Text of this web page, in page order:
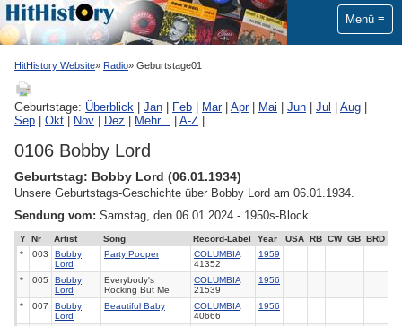
Menü
HitHistory Website Radio Geburtstage01
Geburtstage: Überblick Jan Feb Mar| Apr| Mai Jun Jul Aug
Sep
Okt Nov Dez Mehr... A-Z
0106 Bobby Lord
Geburtstag: Bobby Lord (06.01.1934)
Unsere Geburtstags-Geschichte über Bobby Lord am 06.01.1934.
Sendung vom: Samstag, den 06.01.2024 - 1950s-Block
Y Nr Artist Song Record-Label Year USA RB CW GB
BRD
*
003
Bobby
Lord
Party Pooper
COLUMBIA
41352
1959
* 005
Bobby
Lord
Everybody's
Rocking But Me
COLUMBIA
21539
1956
* 007
Bobby
Lord
Beautiful Baby
COLUMBIA
40666
1956